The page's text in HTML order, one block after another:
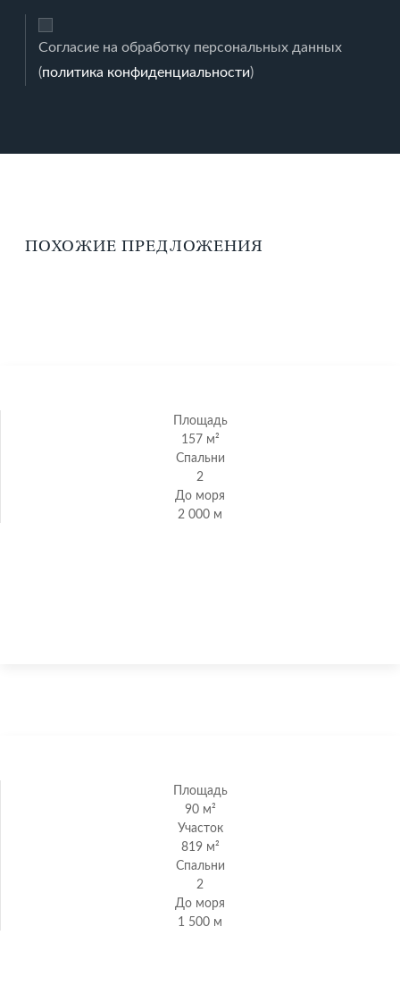
Согласие на обработку персональных данных
(политика конфиденциальности)
ПОХОЖИЕ ПРЕДЛОЖЕНИЯ
Площадь
157 м²
Спальни
2
До моря
2 000 м
Площадь
90 м²
Участок
819 м²
Спальни
2
До моря
1 500 м